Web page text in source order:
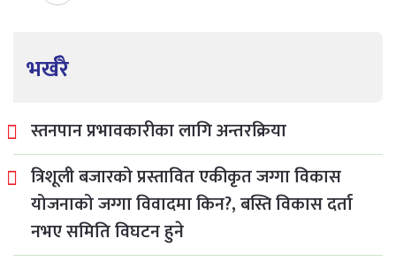
भर्खरै
स्तनपान प्रभावकारीका लागि अन्तरक्रिया
त्रिशूली बजारको प्रस्तावित एकीकृत जग्गा विकास
योजनाको जग्गा विवादमा किन?, बस्ति विकास दर्ता
नभए समिति विघटन हुने